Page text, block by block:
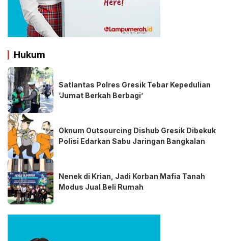
Hukum
Satlantas Polres Gresik Tebar Kepedulian
‘Jumat Berkah Berbagi’
Oknum Outsourcing Dishub Gresik Dibekuk
Polisi Edarkan Sabu Jaringan Bangkalan
Nenek di Krian, Jadi Korban Mafia Tanah
Modus Jual Beli Rumah